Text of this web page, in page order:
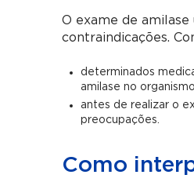
O exame de amilase
contraindicações.
determinados
amilase no
antes de realizar o
preocupações.
Como